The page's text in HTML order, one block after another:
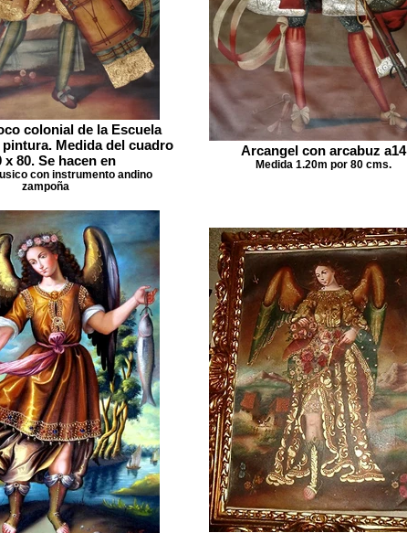
colonial de la Escuela
Medida del cuadro
x 80. Se hacen en
con instrumento andino
zampoña
Arcangel con arcabuz a14
Medida 1.20m por 80 cms.